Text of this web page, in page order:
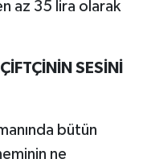
az 35 lira olarak
SESİNİ
bütün
ne